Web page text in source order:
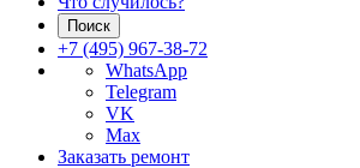
Поиск
+7 (495) 967-38-72
WhatsApp
Telegram
VK
Max
Заказать ремонт